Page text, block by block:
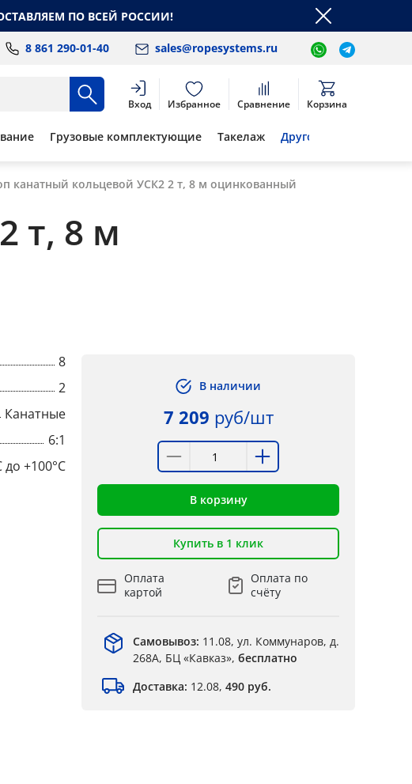
ПО ВСЕЙ РОССИИ!
8 861 290-01-40 sales@ropesystems.ru
Вход Избранное Сравнение Корзина
Грузовые комплектующие Такелаж Другое
канатный кольцевой УСК2 2 т, 8 м оцинкованный
т, 8 м
8
2
Канатные
6:1
до +100°C
В наличии
7 209 руб/шт
В корзину
Купить в 1 клик
Оплата
картой
Оплата по
счёту
Самовывоз: 11.08, ул. Коммунаров, д.
268А, БЦ «Кавказ», бесплатно
Доставка: 12.08, 490 руб.